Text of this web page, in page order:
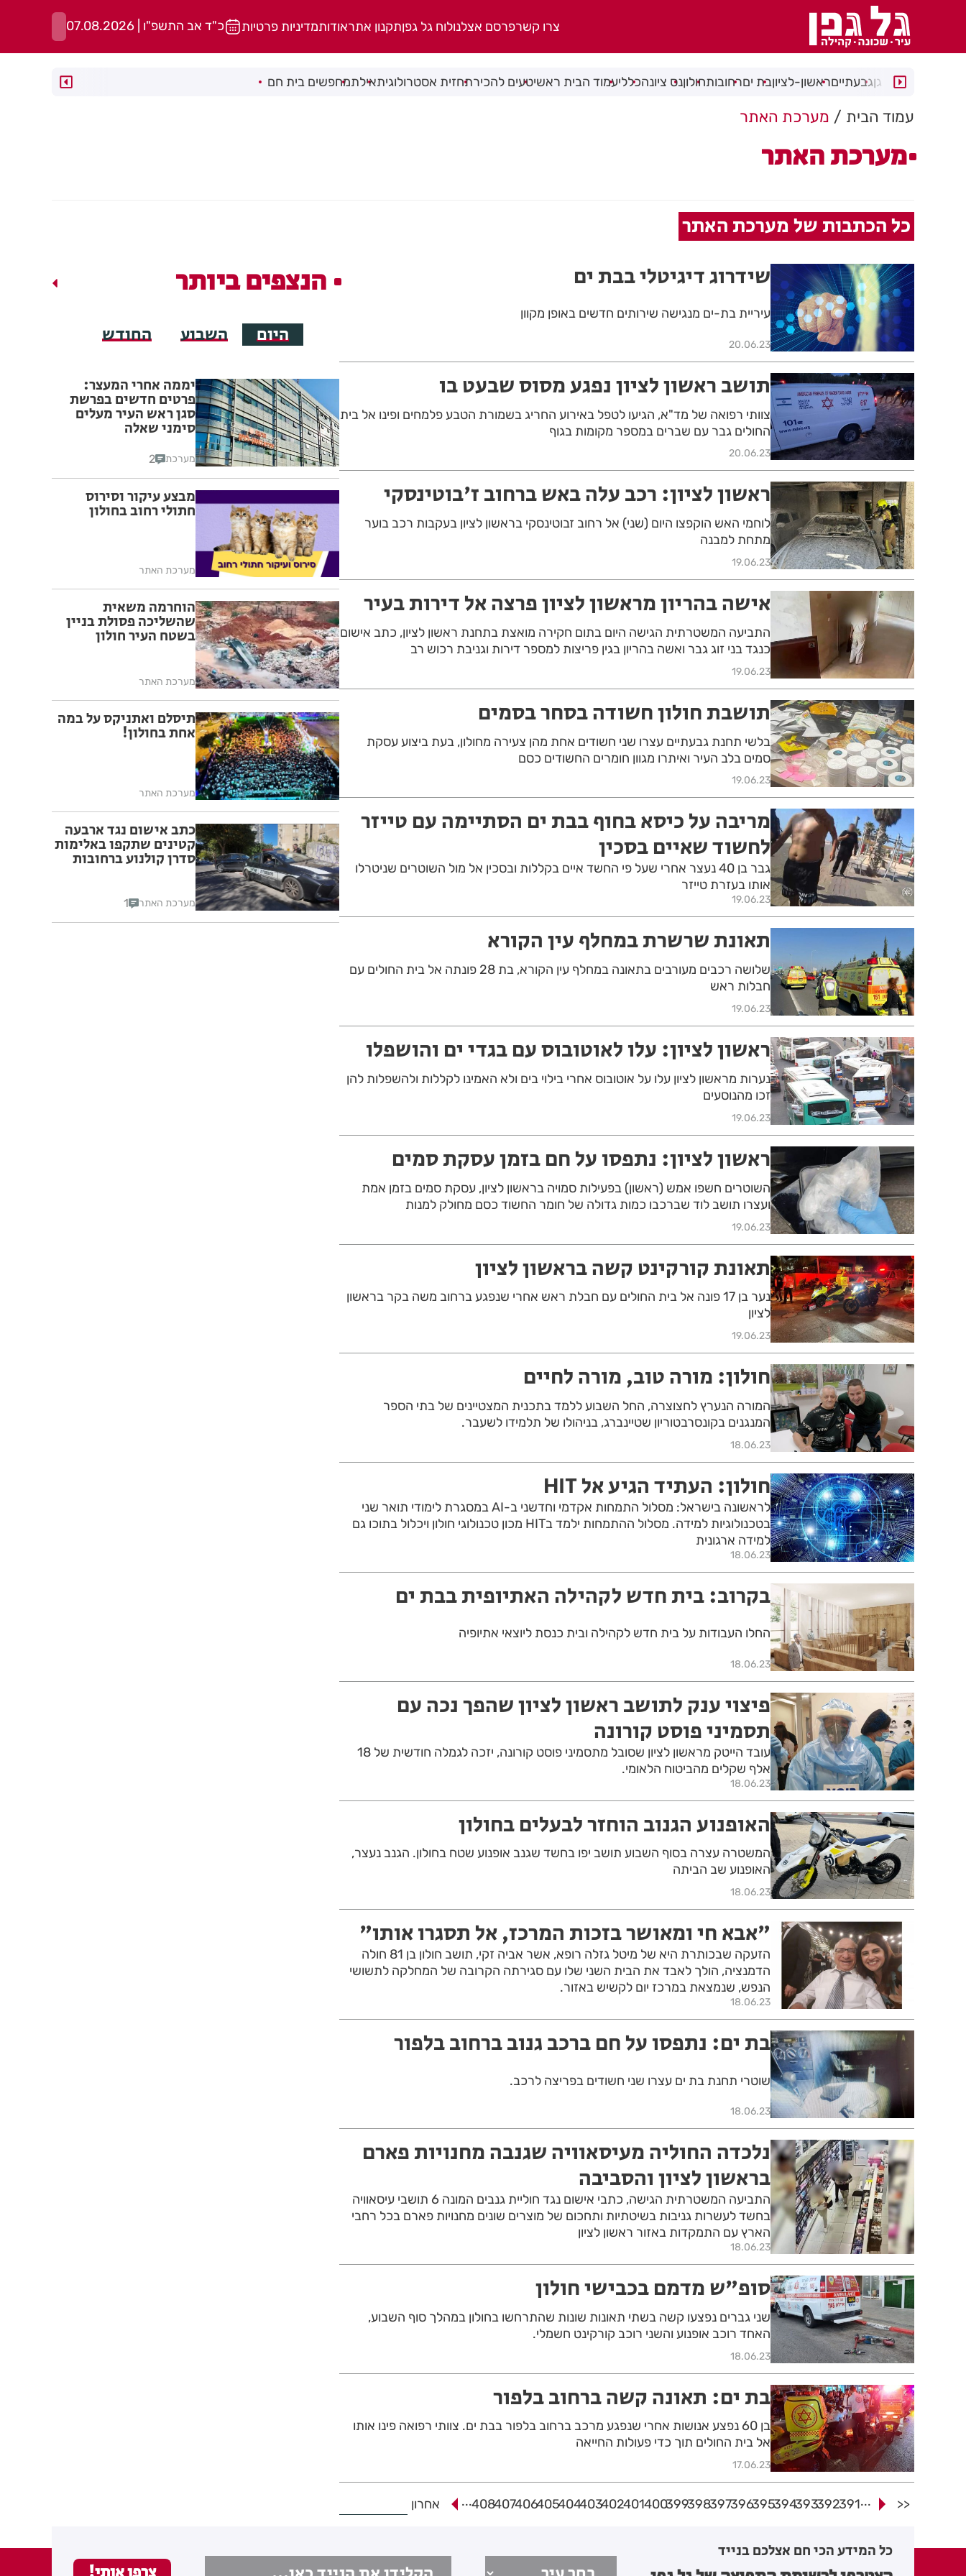
צרו קשרפרסם אצלנולוח גל גפןתקנון אתראודותמדיניות פרטיות כ"ד אב התשפ"ו | 07.08.2026
רמת גןגבעתייםראשון-לציוןבת יםרחובותחולוןנס ציונהכלליעמוד הבית ראשיטעים להכירתחזית אסטרולוגיתאילתמחפשים בית חם
עמוד הבית מערכת האתר
מערכת האתר
כל הכתבות של מערכת האתר
שידרוג דיגיטלי בבת ים
עיריית בת-ים מנגישה שירותים חדשים באופן מקוון
20.06.23
תושב ראשון לציון נפגע מסוס שבעט בו
צוותי רפואה של מד"א, הגיעו לטפל באירוע החריג בשמורת הטבע פלמחים ופינו אל בית
החולים גבר עם שברים במספר מקומות בגוף
20.06.23
ראשון לציון: רכב עלה באש ברחוב ז'בוטינסקי
לוחמי האש הוקפצו היום (שני) אל רחוב זבוטינסקי בראשון לציון בעקבות רכב בוער
מתחת למבנה
19.06.23
אישה בהריון מראשון לציון פרצה אל דירות בעיר
התביעה המשטרתית הגישה היום בתום חקירה מואצת בתחנת ראשון לציון, כתב אישום
כנגד בני זוג גבר ואשה בהריון בגין פריצות למספר דירות וגניבת רכוש רב
19.06.23
תושבת חולון חשודה בסחר בסמים
בלשי תחנת גבעתיים עצרו שני חשודים אחת מהן צעירה מחולון, בעת ביצוע עסקת
סמים בלב העיר ואיתרו מגוון חומרים החשודים כסם
19.06.23
מריבה על כיסא בחוף בבת ים הסתיימה עם טייזר
לחשוד שאיים בסכין
גבר בן 40 נעצר אחרי שעל פי החשד איים בקללות ובסכין אל מול השוטרים שניטרלו
אותו בעזרת טייזר
19.06.23
תאונת שרשרת במחלף עין הקורא
שלושה רכבים מעורבים בתאונה במחלף עין הקורא, בת 28 פונתה אל בית החולים עם
חבלות ראש
19.06.23
ראשון לציון: עלו לאוטובוס עם בגדי ים והושפלו
נערות מראשון לציון עלו על אוטובוס אחרי בילוי בים ולא האמינו לקללות ולהשפלות להן
זכו מהנוסעים
19.06.23
ראשון לציון: נתפסו על חם בזמן עסקת סמים
השוטרים חשפו אמש (ראשון) בפעילות סמויה בראשון לציון, עסקת סמים בזמן אמת
ועצרו תושב לוד שברכבו כמות גדולה של חומר החשוד כסם מחולק למנות
19.06.23
תאונת קורקינט קשה בראשון לציון
נער בן 17 פונה אל בית החולים עם חבלת ראש אחרי שנפגע ברחוב משה בקר בראשון
לציון
19.06.23
חולון: מורה טוב, מורה לחיים
המורה הנערץ לחצוצרה, החל השבוע ללמד בתכנית המצטיינים של בתי הספר
המנגנים בקונסרבטוריון שטיינברג, בניהולו של תלמידו לשעבר.
18.06.23
חולון: העתיד הגיע אל HIT
לראשונה בישראל: מסלול התמחות אקדמי וחדשני ב-AI במסגרת לימודי תואר שני
בטכנולוגיות למידה. מסלול ההתמחות ילמד בHIT מכון טכנולוגי חולון ויכלול בתוכו גם
למידה ארגונית
18.06.23
בקרוב: בית חדש לקהילה האתיופית בבת ים
החלו העבודות על בית חדש לקהילה ובית כנסת ליוצאי אתיופיה
18.06.23
פיצוי ענק לתושב ראשון לציון שהפך נכה עם
תסמיני פוסט קורונה
עובד הייטק מראשון לציון שסובל מתסמיני פוסט קורונה, יזכה לגמלה חודשית של 18
אלף שקלים מהביטוח הלאומי.
18.06.23
האופנוע הגנוב הוחזר לבעלים בחולון
המשטרה עצרה בסוף השבוע תושב יפו בחשד שגנב אופנוע שטח בחולון. הגנב נעצר,
האופנוע שב הביתה
18.06.23
"אבא חי ומאושר בזכות המרכז, אל תסגרו אותו"
הזעקה שבכותרת היא של מיטל גזלה רופא, אשר אביה זקי, תושב חולון בן 81 חולה
הדמנציה, הולך לאבד את הבית השני שלו עם סגירתה הקרובה של המחלקה לתשושי
הנפש, שנמצאת במרכז יום לקשיש באזור.
18.06.23
בת ים: נתפסו על חם ברכב גנוב ברחוב בלפור
שוטרי תחנת בת ים עצרו שני חשודים בפריצה לרכב.
18.06.23
נלכדה החוליה מעיסאוויה שגנבה מחנויות פארם
בראשון לציון והסביבה
התביעה המשטרתית הגישה, כתבי אישום נגד חוליית גנבים המונה 6 תושבי עיסאוויה
בחשד לעשרות גניבות בשיטתיות ותחכום של מוצרים שונים מחנויות פארם בכל רחבי
הארץ עם התמקדות באזור ראשון לציון
18.06.23
סופ"ש מדמם בכבישי חולון
שני גברים נפצעו קשה בשתי תאונות שונות שהתרחשו בחולון במהלך סוף השבוע,
האחד רוכב אופנוע והשני רוכב קורקינט חשמלי.
18.06.23
בת ים: תאונה קשה ברחוב בלפור
בן 60 נפצע אנושות אחרי שנפגע מרכב ברחוב בלפור בבת ים. צוותי רפואה פינו אותו
אל בית החולים תוך כדי פעולות החייאה
17.06.23
<<
...
391
392
393
394
395
396
397
398
399
400
401
402
403
404
405
406
407
408
... אחרון
הנצפים ביותר
היום השבוע החודש
יממה אחרי המעצר:
פרטים חדשים בפרשת
סגן ראש העיר מעלים
סימני שאלה
מערכת 2
מבצע עיקור וסירוס
חתולי רחוב בחולון
מערכת האתר
הוחרמה משאית
שהשליכה פסולת בניין
בשטח העיר חולון
מערכת האתר
תיסלם ואתניקס על במה
אחת בחולון!
מערכת האתר
כתב אישום נגד ארבעה
קטינים שתקפו באלימות
סדרן קולנוע ברחובות
מערכת האתר 1
כל המידע הכי חם אצלכם בנייד